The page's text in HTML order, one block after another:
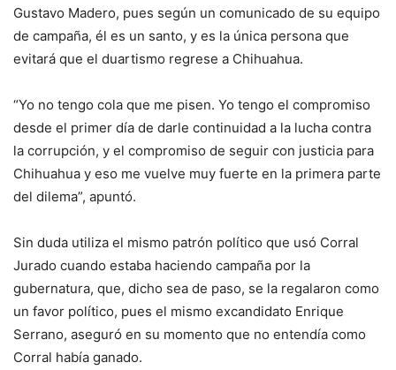
Gustavo Madero, pues según un comunicado de su equipo
de campaña, él es un santo, y es la única persona que
evitará que el duartismo regrese a Chihuahua.
“Yo no tengo cola que me pisen. Yo tengo el compromiso
desde el primer día de darle continuidad a la lucha contra
la corrupción, y el compromiso de seguir con justicia para
Chihuahua y eso me vuelve muy fuerte en la primera parte
del dilema”, apuntó.
Sin duda utiliza el mismo patrón político que usó Corral
Jurado cuando estaba haciendo campaña por la
gubernatura, que, dicho sea de paso, se la regalaron como
un favor político, pues el mismo excandidato Enrique
Serrano, aseguró en su momento que no entendía como
Corral había ganado.